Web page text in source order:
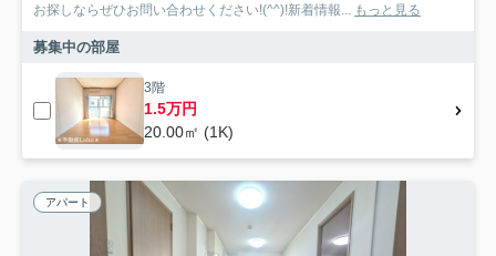
お探しならぜひお問い合わせください!(^^)!新着情報... もっと見る
募集中の部屋
3階
1.5万円
20.00㎡ (1K)
アパート